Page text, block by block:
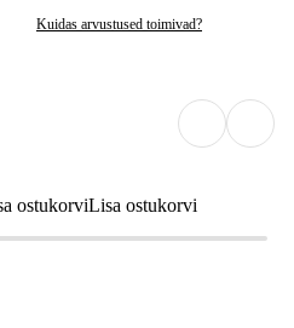
Kuidas arvustused toimivad?
ostukorviLisa ostukorvi